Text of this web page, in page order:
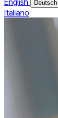
Deutsch
Italiano